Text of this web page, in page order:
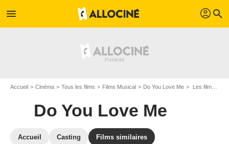
menu profil search
Accueil Cinéma Tous les films Films Musical Do You Love Me Les films similaires à "Do You Love Me"
Do You Love Me
Accueil Casting Films similaires